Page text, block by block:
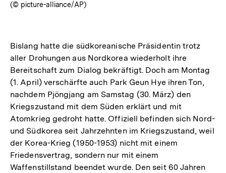
(© picture-alliance/AP)
Bislang hatte die südkoreanische Präsidentin trotz
aller Drohungen aus Nordkorea wiederholt ihre
Bereitschaft zum Dialog bekräftigt. Doch am Montag
(1. April) verschärfte auch Park Geun Hye ihren Ton,
nachdem Pjöngjang am Samstag (30. März) den
Kriegszustand mit dem Süden erklärt und mit
Atomkrieg gedroht hatte. Offiziell befinden sich Nord-
und Südkorea seit Jahrzehnten im Kriegszustand, weil
der Korea-Krieg (1950-1953) nicht mit einem
Friedensvertrag, sondern nur mit einem
Waffenstillstand beendet wurde. Den seit 60 Jahren